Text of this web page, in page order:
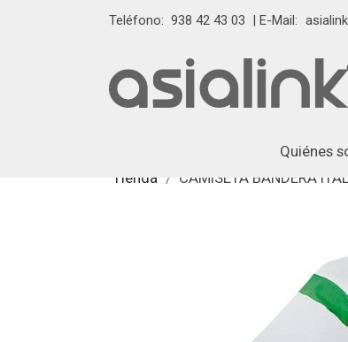
Teléfono: 938 42 43 03 | E-Mail:
Quiénes
Tienda
CAMISETA BANDERA